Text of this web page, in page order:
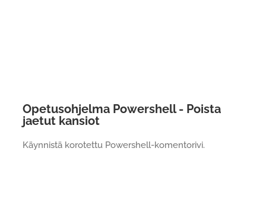
Opetusohjelma Powershell - Poista
jaetut kansiot
Käynnistä korotettu Powershell-komentorivi.